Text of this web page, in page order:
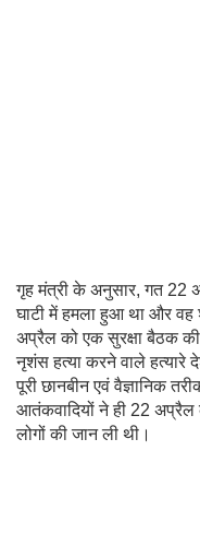
गृह मंत्री के अनुसार, गत 22
घाटी में हमला हुआ था और
अप्रैल को एक सुरक्षा बैठक
नृशंस हत्या करने वाले हत्यारे
पूरी छानबीन एवं वैज्ञानिक
आतंकवादियों ने ही 22 अप्रैल
लोगों की जान ली थी।